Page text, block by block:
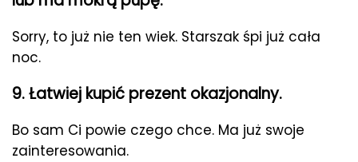
Sorry, to już nie ten wiek. Starszak śpi już cała
noc.
9. Łatwiej kupić prezent okazjonalny.
Bo sam Ci powie czego chce. Ma już swoje
zainteresowania.